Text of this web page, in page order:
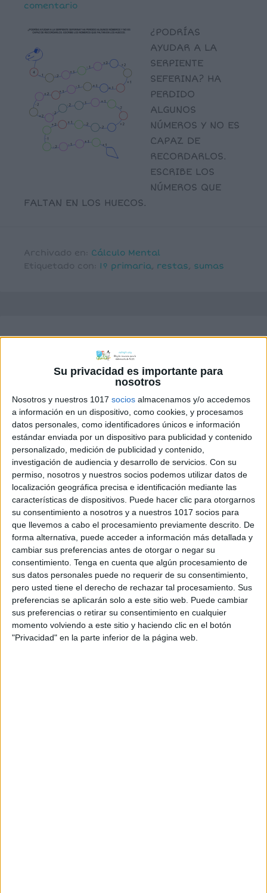
Su privacidad es importante para
nosotros
Nosotros y nuestros 1017 socios almacenamos y/o accedemos
a información en un dispositivo, como cookies, y procesamos
datos personales, como identificadores únicos e información
estándar enviada por un dispositivo para publicidad y contenido
personalizado, medición de publicidad y contenido,
investigación de audiencia y desarrollo de servicios. Con su
permiso, nosotros y nuestros socios podemos utilizar datos de
localización geográfica precisa e identificación mediante las
características de dispositivos. Puede hacer clic para otorgarnos
su consentimiento a nosotros y a nuestros 1017 socios para
que llevemos a cabo el procesamiento previamente descrito. De
forma alternativa, puede acceder a información más detallada y
cambiar sus preferencias antes de otorgar o negar su
consentimiento. Tenga en cuenta que algún procesamiento de
sus datos personales puede no requerir de su consentimiento,
pero usted tiene el derecho de rechazar tal procesamiento. Sus
preferencias se aplicarán solo a este sitio web. Puede cambiar
sus preferencias o retirar su consentimiento en cualquier
momento volviendo a este sitio y haciendo clic en el botón
"Privacidad" en la parte inferior de la página web.
comentario
¿PODRÍAS
AYUDAR A LA
SERPIENTE
SEFERINA? HA
PERDIDO
ALGUNOS
NÚMEROS Y NO ES
CAPAZ DE
RECORDARLOS.
ESCRIBE LOS
NÚMEROS QUE
FALTAN EN LOS HUECOS.
Archivado en: Cálculo Mental
Etiquetado con: 1º primaria, restas, sumas
DOMINÓ DE CÁLCULO
7 diciembre, 2020byMª Carmen Pérez
1
Nuevo juego para trabajar de forma
lúdica con nuestros alumnos. El objetivo
de esta tarea es dominar la suma de
pares hasta el 100. Imprime y plastifica
para poder reutilizarlo! DESCARGAR